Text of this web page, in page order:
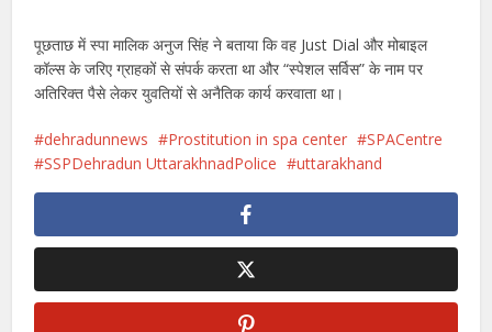
पूछताछ में स्पा मालिक अनुज सिंह ने बताया कि वह Just Dial और मोबाइल
कॉल्स के जरिए ग्राहकों से संपर्क करता था और “स्पेशल सर्विस” के नाम पर
अतिरिक्त पैसे लेकर युवतियों से अनैतिक कार्य करवाता था।
dehradunnews Prostitution in spa center
SPACentre
SSPDehradun UttarakhnadPolice
uttarakhand